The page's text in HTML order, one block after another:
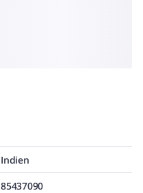
Indien
85437090